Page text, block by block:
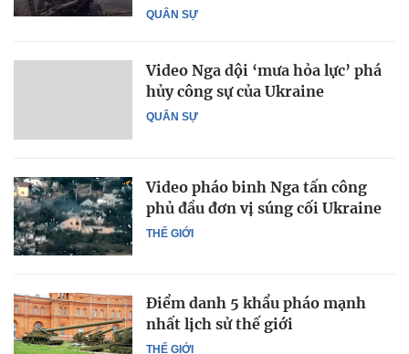
QUÂN SỰ
QUÂN SỰ
Video Nga dội ‘mưa hỏa lực’ phá
hủy công sự của Ukraine
THẾ GIỚI
Video pháo binh Nga tấn công
phủ đầu đơn vị súng cối Ukraine
THẾ GIỚI
Điểm danh 5 khẩu pháo mạnh
nhất lịch sử thế giới